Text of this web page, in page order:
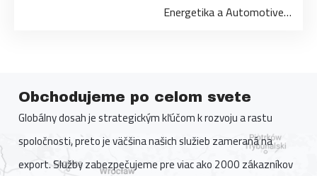
Energetika a Automotive…
Obchodujeme po celom svete
Globálny dosah je strategickým kľúčom k rozvoju a rastu
spoločnosti, preto je väčšina našich služieb zameraná na
export. Služby zabezpečujeme pre viac ako 2000 zákazníkov